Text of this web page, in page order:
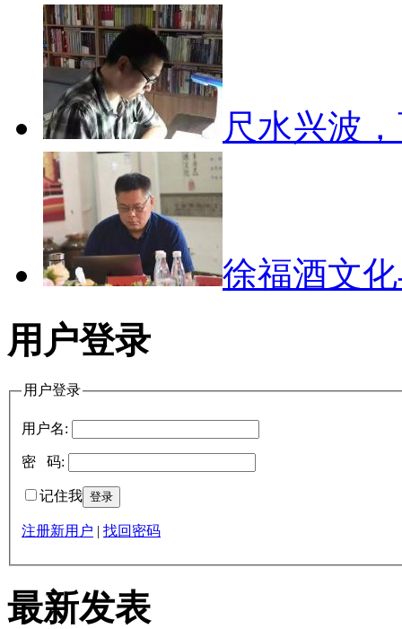
尺水兴波
徐福酒文
用户登录
用户登录
用户名:
密 码:
记住我
注册新用户 | 找回密码
最新发表